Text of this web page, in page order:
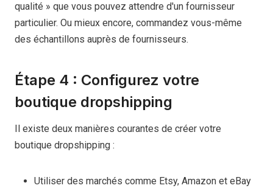
qualité » que vous pouvez attendre d'un fournisseur
particulier. Ou mieux encore, commandez vous-même
des échantillons auprès de fournisseurs.
Étape 4 : Configurez votre
boutique dropshipping
Il existe deux manières courantes de créer votre
boutique dropshipping :
Utiliser des marchés comme Etsy, Amazon et eBay